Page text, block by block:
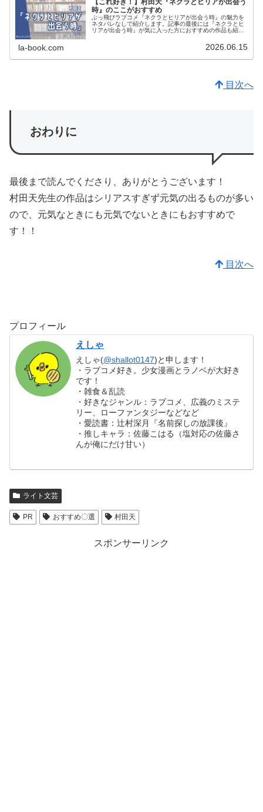
【これ好き！】村田天『ネクラとヒリアが出会う
時』のここがおすすめ
ぶっ飛びラブコメ『ネクラとヒリアが出会う時』の魅力を
ネタバレなしで紹介します。記事の最後には『ネクラとヒ
リアが出会う時』が気に入った方におすすめの作品も紹介
la-book.com 2026.06.15
目次へ
おわりに
最後まで読んでくださり、ありがとうございます！
村田天先生の作品はシリアスすぎず元気の出るものが多い
ので、元気なときにも元気でないときにもおすすめで
す！！
目次へ
プロフィール
えしゃ
えしゃ(@shallot0147)と申します！
・ラブコメ好き。少女漫画とラノベが大好き
です！
・雑食＆乱読
・好きなジャンル：ラブコメ、広義のミステ
リー、ローファンタジーなどなど
・愛読書：辻村深月『名前探しの放課後』
・推しキャラ：佐藤こはる（塩対応の佐藤さ
んが俺にだけ甘い）
ライト文芸
PR おすすめ〇選 村田天
スポンサーリンク